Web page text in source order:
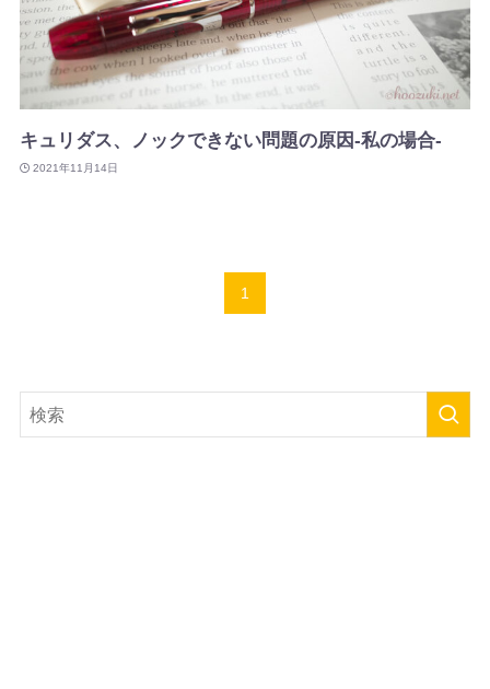
キュリダス、ノックできない問題の原因-私の場合-
2021年11月14日
1